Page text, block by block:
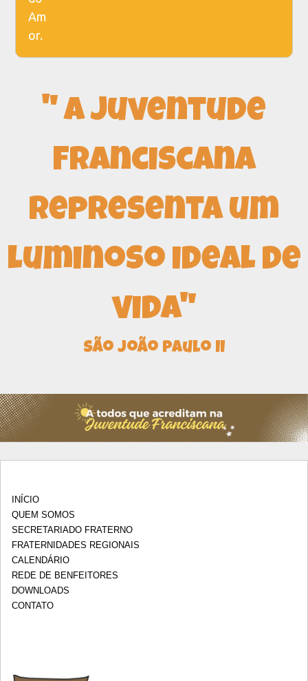
Am
or.
" A Juventude
Franciscana
representa um
luminoso ideal de
vida"
São João Paulo II
INÍCIO
QUEM SOMOS
SECRETARIADO FRATERNO
FRATERNIDADES REGIONAIS
CALENDÁRIO
REDE DE BENFEITORES
DOWNLOADS
CONTATO